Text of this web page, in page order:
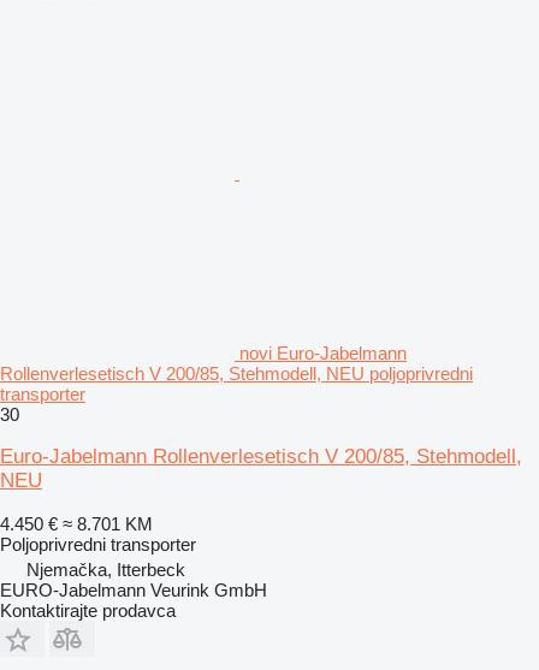
novi Euro-Jabelmann
Rollenverlesetisch V 200/85, Stehmodell, NEU poljoprivredni
transporter
30
Euro-Jabelmann Rollenverlesetisch V 200/85, Stehmodell,
NEU
4.450 € ≈ 8.701 KM
Poljoprivredni transporter
Njemačka, Itterbeck
EURO-Jabelmann Veurink GmbH
Kontaktirajte prodavca